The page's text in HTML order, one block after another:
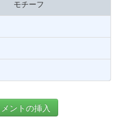
モチーフ